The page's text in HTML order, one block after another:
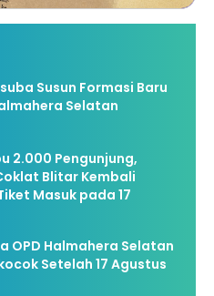
Susun Formasi Baru
Selatan
2.000 Pengunjung,
Blitar Kembali
Masuk pada 17
OPD Halmahera Selatan
Setelah 17 Agustus